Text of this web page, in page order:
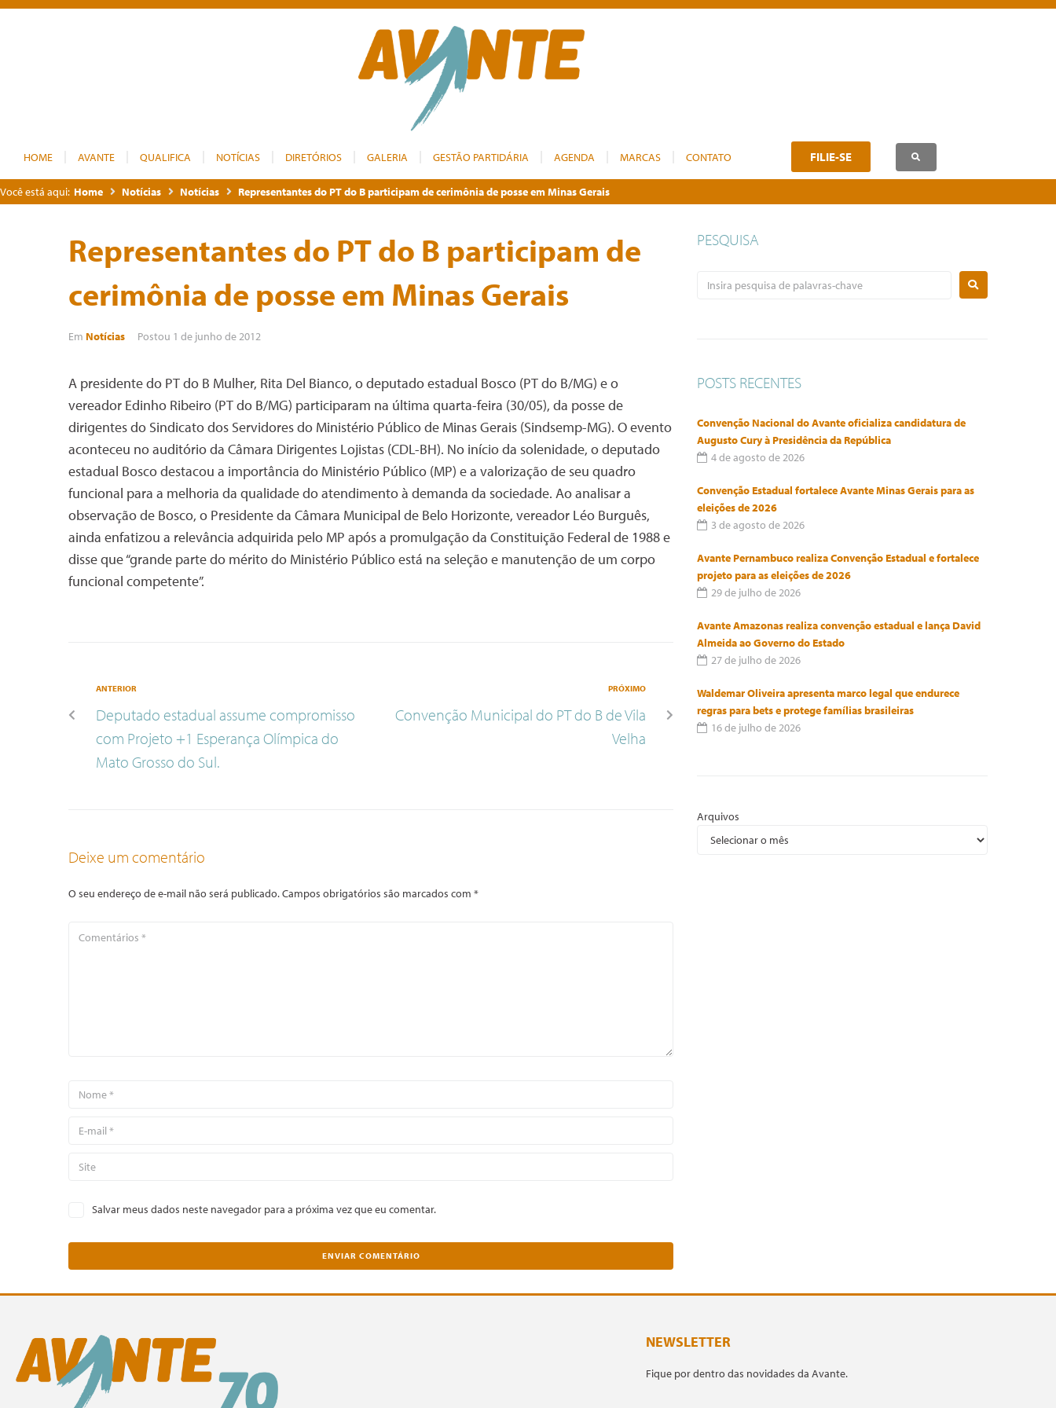
HOME AVANTE QUALIFICA NOTÍCIAS DIRETÓRIOS GALERIA GESTÃO PARTIDÁRIA AGENDA MARCAS CONTATO FILIE-SE
Você está aqui: Home Notícias Notícias Representantes do PT do B participam de cerimônia de posse em Minas Gerais
Representantes do PT do B participam de
cerimônia de posse em Minas Gerais
Em Notícias Postou 1 de junho de 2012
A presidente do PT do B Mulher, Rita Del Bianco, o deputado estadual Bosco (PT do B/MG) e o
vereador Edinho Ribeiro (PT do B/MG) participaram na última quarta-feira (30/05), da posse de
dirigentes do Sindicato dos Servidores do Ministério Público de Minas Gerais (Sindsemp-MG). O evento
aconteceu no auditório da Câmara Dirigentes Lojistas (CDL-BH). No início da solenidade, o deputado
estadual Bosco destacou a importância do Ministério Público (MP) e a valorização de seu quadro
funcional para a melhoria da qualidade do atendimento à demanda da sociedade. Ao analisar a
observação de Bosco, o Presidente da Câmara Municipal de Belo Horizonte, vereador Léo Burguês,
ainda enfatizou a relevância adquirida pelo MP após a promulgação da Constituição Federal de 1988 e
disse que “grande parte do mérito do Ministério Público está na seleção e manutenção de um corpo
funcional competente”.
ANTERIOR
Deputado estadual assume compromisso
com Projeto +1 Esperança Olímpica do
Mato Grosso do Sul.
PRÓXIMO
Convenção Municipal do PT do B de Vila
Velha
Deixe um comentário
O seu endereço de e-mail não será publicado.Campos obrigatórios são marcados com *
Salvar meus dados neste navegador para a próxima vez que eu comentar.
PESQUISA
POSTS RECENTES
Convenção Nacional do Avante oficializa candidatura de
Augusto Cury à Presidência da República
4 de agosto de 2026
Convenção Estadual fortalece Avante Minas Gerais para as
eleições de 2026
3 de agosto de 2026
Avante Pernambuco realiza Convenção Estadual e fortalece
projeto para as eleições de 2026
29 de julho de 2026
Avante Amazonas realiza convenção estadual e lança David
Almeida ao Governo do Estado
27 de julho de 2026
Waldemar Oliveira apresenta marco legal que endurece
regras para bets e protege famílias brasileiras
16 de julho de 2026
Arquivos
NEWSLETTER
Fique por dentro das novidades da Avante.